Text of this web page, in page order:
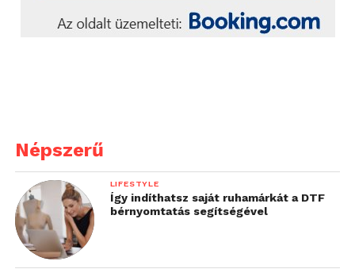
Népszerű
LIFESTYLE
Így indíthatsz saját ruhamárkát a DTF
bérnyomtatás segítségével